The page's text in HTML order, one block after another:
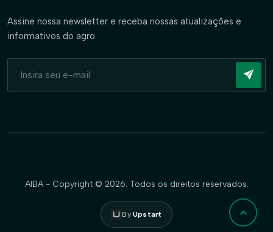
Assine nossa newsletter e receba nossas atualizações e
informativos do agro.
AIBA - Copyright © 2026. Todos os direitos reservados.
ByUpstart